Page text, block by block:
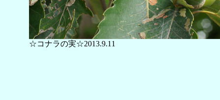
☆コナラの実☆2013.9.11